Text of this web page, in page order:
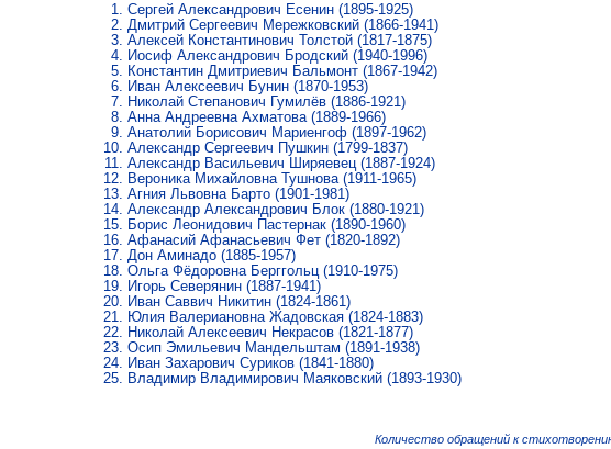
Сергей Александрович Есенин (1895-1925)
Дмитрий Сергеевич Мережковский (1866-1941)
Алексей Константинович Толстой (1817-1875)
Иосиф Александрович Бродский (1940-1996)
Константин Дмитриевич Бальмонт (1867-1942)
Иван Алексеевич Бунин (1870-1953)
Николай Степанович Гумилёв (1886-1921)
Анна Андреевна Ахматова(1889-1966)
Анатолий Борисович Мариенгоф (1897-1962)
Александр Сергеевич Пушкин (1799-1837)
Александр Васильевич Ширяевец(1887-1924)
Вероника Михайловна Тушнова(1911-1965)
Агния Львовна Барто (1901-1981)
Александр Александрович Блок (1880-1921)
Борис Леонидович Пастернак (1890-1960)
Афанасий Афанасьевич Фет (1820-1892)
Дон Аминадо (1885-1957)
Ольга Фёдоровна Берггольц(1910-1975)
Игорь Северянин (1887-1941)
Иван Саввич Никитин (1824-1861)
Юлия Валериановна Жадовская (1824-1883)
Николай Алексеевич Некрасов (1821-1877)
Осип Эмильевич Мандельштам (1891-1938)
Иван Захарович Суриков (1841-1880)
Владимир Владимирович Маяковский (1893-1930)
Количество обращений к